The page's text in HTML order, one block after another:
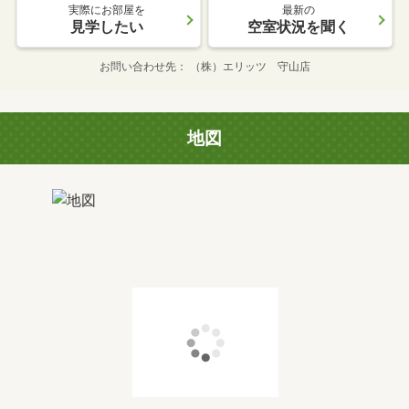
実際にお部屋を
見学したい
最新の
空室状況を聞く
お問い合わせ先 （株）エリッツ 守山店
地図